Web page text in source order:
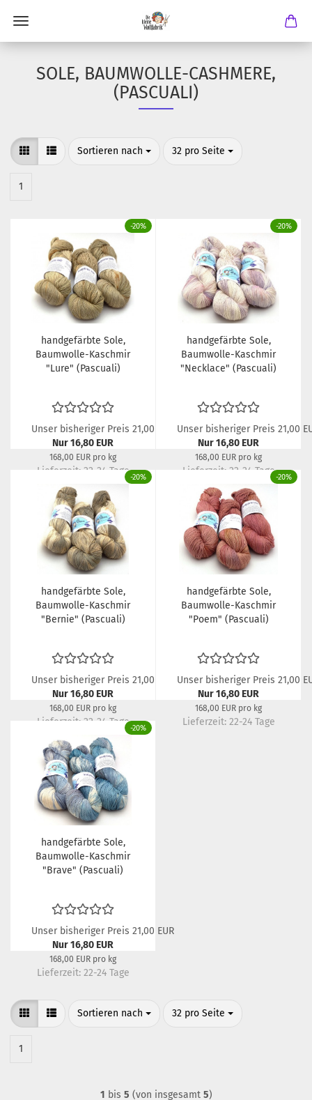
SOLE, BAUMWOLLE-CASHMERE,
(PASCUALI)
Sortieren nach
Sortieren nach 32 pro Seite
pro Seite
1
-20%
handgefärbte Sole,
Baumwolle-Kaschmir
"Lure" (Pascuali)
Unser bisheriger Preis 21,00 EUR
Nur 16,80 EUR
168,00 EUR pro kg
Lieferzeit: 22-24 Tage
-20%
handgefärbte Sole,
Baumwolle-Kaschmir
"Necklace" (Pascuali)
Unser bisheriger Preis 21,00
Nur 16,80 EUR
168,00 EUR pro kg
Lieferzeit: 22-24 Tage
-20%
handgefärbte Sole,
Baumwolle-Kaschmir
"Bernie" (Pascuali)
Unser bisheriger Preis 21,00 EUR
Nur 16,80 EUR
168,00 EUR pro kg
Lieferzeit: 22-24 Tage
-20%
handgefärbte Sole,
Baumwolle-Kaschmir
"Poem" (Pascuali)
Unser bisheriger Preis 21,00
Nur 16,80 EUR
168,00 EUR pro kg
Lieferzeit: 22-24 Tage
-20%
handgefärbte Sole,
Baumwolle-Kaschmir
"Brave" (Pascuali)
Unser bisheriger Preis 21,00 EUR
Nur 16,80 EUR
168,00 EUR pro kg
Lieferzeit: 22-24 Tage
Sortieren nach
Sortieren nach 32 pro Seite
pro Seite
1
1 bis 5 (von insgesamt 5)